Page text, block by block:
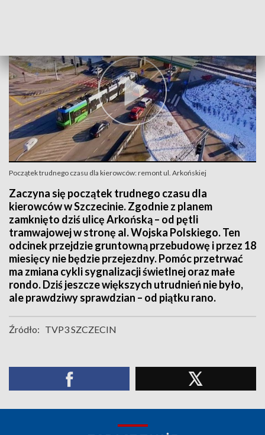
Początek trudnego czasu dla kierowców: remont ul. Arkońskiej
Zaczyna się początek trudnego czasu dla
kierowców w Szczecinie. Zgodnie z planem
zamknięto dziś ulicę Arkońską – od pętli
tramwajowej w stronę al. Wojska Polskiego. Ten
odcinek przejdzie gruntowną przebudowę i przez 18
miesięcy nie będzie przejezdny. Pomóc przetrwać
ma zmiana cykli sygnalizacji świetlnej oraz małe
rondo. Dziś jeszcze większych utrudnień nie było,
ale prawdziwy sprawdzian – od piątku rano.
Źródło: TVP3 SZCZECIN